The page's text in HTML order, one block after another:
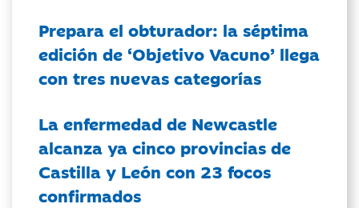
Prepara el obturador: la séptima
edición de ‘Objetivo Vacuno’ llega
con tres nuevas categorías
La enfermedad de Newcastle
alcanza ya cinco provincias de
Castilla y León con 23 focos
confirmados